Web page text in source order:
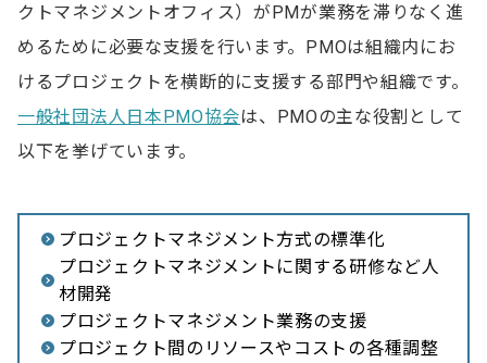
アウトソーシングを利用する
PMOを社内で組織するか外部に頼るか迷ったら
社内PMOでよくある特徴と費用目安
外部サービスのPMOの特徴と費用目安
PMの配置やPMOを導入するうえで参考になる資格
PM関連資格
PMO関連資格
クトマネジメントオフィス）がPMが業務を滞りなく進
めるために必要な支援を行います。PMOは組織内にお
けるプロジェクトを横断的に支援する部門や組織です。
一般社団法人日本PMO協会は、PMOの主な役割として
以下を挙げています。
プロジェクトマネジメント方式の標準化
プロジェクトマネジメントに関する研修など人
材開発
プロジェクトマネジメント業務の支援
プロジェクト間のリソースやコストの各種調整